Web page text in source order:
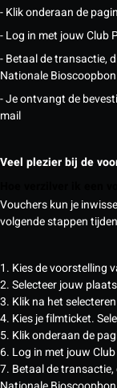
- Klik onderaan de
- Log in met jouw Club
- Betaal de transactie,
Nationale Bioscoopbon
- Je ontvangt de
mail
Veel plezier bij de
Vouchers kun je
volgende stappen
1. Kies de voorstelling
2. Selecteer jouw
3. Klik na het
4. Kies je filmticket.
5. Klik onderaan de
6. Log in met jouw
7. Betaal de